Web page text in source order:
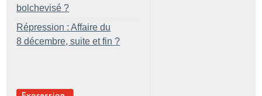
bolchevisé ?
Répression : Affaire du
8 décembre, suite et fin ?